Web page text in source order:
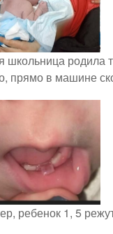
школьница родила
прямо в машине
ребенок 1, 5